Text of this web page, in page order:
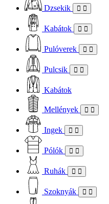
Dzsekik
Kabátok
Pulóverek
Pulcsik
Kabátok
Mellények
Ingek
Pólók
Ruhák
Szoknyák